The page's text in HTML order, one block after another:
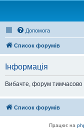
Допомога
Список форумів
Інформація
Вибачте, форум тимчасово
Список форумів
Працює на